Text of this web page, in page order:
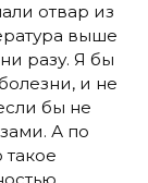
отвар из
выше
разу. Я бы
и не
бы не
А по
такое